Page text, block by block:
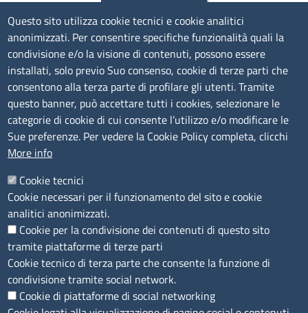
Contatti
Sede Legale di Latina: Viale Umberto I, 80 - 04100 (LT)
tel. 0773/6721
Sede di Frosinone: Via Alcide De Gasperi, 1 - 03100 (FR)
tel. 0775/2751
Peccciaa@pec.frlt.camcom.it
Ufficio relazioni con il pubblico
Codice Fiscale e Partita Iva: 02957560598
Codice univoco ufficio fatt.elettronica: 1TOEDU
Seguici su
Questo sito utilizza cookie tecnici e cookie analitici
anonimizzati. Per consentire specifiche funzionalità quali la
condivisione e/o la visione di contenuti, possono essere
installati, solo previo Suo consenso, cookie di terze parti che
consentono alla terza parte di profilare gli utenti. Tramite
questo banner, può accettare tutti i cookies, selezionare le
categorie di cookie di cui consente l’utilizzo e/o modificare le
Sue preferenze. Per vedere la Cookie Policy completa, clicchi
More info
Cookie tecnici
Cookie necessari per il funzionamento del sito e cookie
analitici anonimizzati.
Cookie per la condivisione dei contenuti di questo sito
tramite piattaforme di terze parti
Cookie tecnico di terza parte che consente la funzione di
condivisione tramite social network.
Cookie di piattaforme di social networking